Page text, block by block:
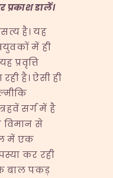
डालें।
है। यह
में ही
प्रवृत्ति
है। ऐसी ही
सर्ग में है
विमान से
में एक
कर रही
बाल पकड़